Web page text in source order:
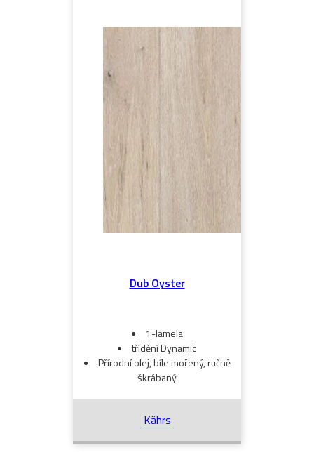
Dub Oyster
1-lamela
třídění Dynamic
Přírodní olej, bíle mořený, ručně
škrábaný
Kährs